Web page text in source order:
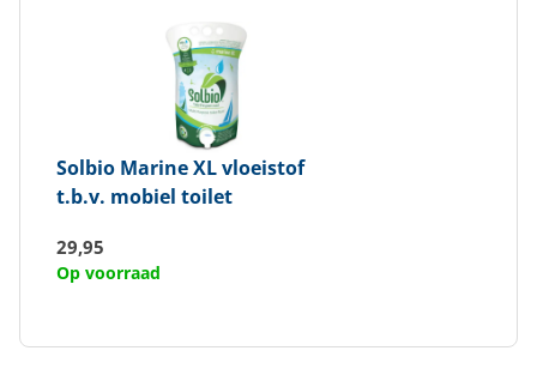
Solbio Marine XL vloeistof
t.b.v. mobiel toilet
29,95
Op voorraad